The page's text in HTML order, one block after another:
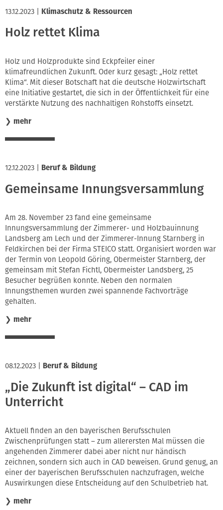
13.12.2023 Klimaschutz & Ressourcen
Holz rettet Klima
Holz und Holzprodukte sind Eckpfeiler einer
klimafreundlichen Zukunft. Oder kurz gesagt: „Holz rettet
Klima“. Mit dieser Botschaft hat die deutsche Holzwirtschaft
eine Initiative gestartet, die sich in der Öffentlichkeit für eine
verstärkte Nutzung des nachhaltigen Rohstoffs einsetzt.
❯ mehr
12.12.2023 Beruf & Bildung
Gemeinsame Innungsversammlung
Am 28. November 23 fand eine gemeinsame
Innungsversammlung der Zimmerer- und Holzbauinnung
Landsberg am Lech und der Zimmerer-Innung Starnberg in
Feldkirchen bei der Firma STEICO statt. Organisiert worden war
der Termin von Leopold Göring, Obermeister Starnberg, der
gemeinsam mit Stefan Fichtl, Obermeister Landsberg, 25
Besucher begrüßen konnte. Neben den normalen
Innungsthemen wurden zwei spannende Fachvorträge
gehalten.
❯ mehr
08.12.2023 Beruf & Bildung
„Die Zukunft ist digital“ – CAD im
Unterricht
Aktuell finden an den bayerischen Berufsschulen
Zwischenprüfungen statt – zum allerersten Mal müssen die
angehenden Zimmerer dabei aber nicht nur händisch
zeichnen, sondern sich auch in CAD beweisen. Grund genug, an
einer der bayerischen Berufsschulen nachzufragen, welche
Auswirkungen diese Entscheidung auf den Schulbetrieb hat.
❯ mehr